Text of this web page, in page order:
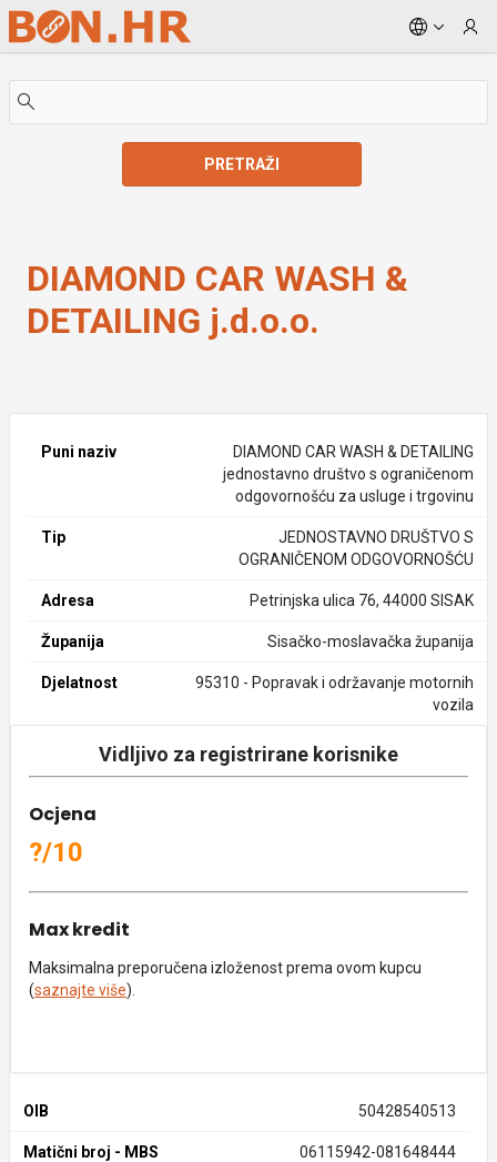
Skip to Main Content
PRETRAŽI
DIAMOND CAR WASH &
DETAILING j.d.o.o.
Puni naziv
DIAMOND CAR WASH & DETAILING
jednostavno društvo s ograničenom
odgovornošću za usluge i trgovinu
Tip
JEDNOSTAVNO DRUŠTVO S
OGRANIČENOM ODGOVORNOŠĆU
Adresa Petrinjska ulica 76, 44000 SISAK
Županija Sisačko-moslavačka županija
Djelatnost
95310 - Popravak i održavanje motornih
vozila
Vidljivo za registrirane korisnike
Ocjena
?/10
Max kredit
Maksimalna preporučena izloženost prema ovom kupcu
(saznajte više).
OIB 50428540513
Matični broj - MBS 06115942-081648444